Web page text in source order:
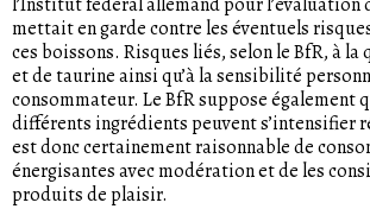
mettait en garde contre les éventuels
ces boissons. Risques liés, selon le BfR, à
et de taurine ainsi qu’à la sensibilité
consommateur. Le BfR suppose également
différents ingrédients peuvent s’intensifier
est donc certainement raisonnable de
énergisantes avec modération et de les
produits de plaisir.